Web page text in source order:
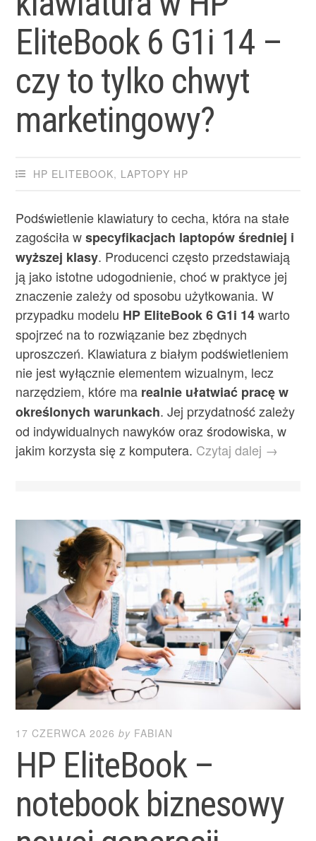
EliteBook 6 G1i 14 –
czy to tylko chwyt
marketingowy?
HP ELITEBOOK, LAPTOPY HP
Podświetlenie klawiatury to cecha, która na stałe
zagościła wspecyfikacjach laptopów średniej i
wyższej klasy. Producenci często przedstawiają
ją jako istotne udogodnienie, choć w praktyce jej
znaczenie zależy od sposobu użytkowania. W
przypadku modelu HP EliteBook 6 G1i 14warto
spojrzeć na to rozwiązanie bez zbędnych
uproszczeń. Klawiatura z białym podświetleniem
nie jest wyłącznie elementem wizualnym, lecz
narzędziem, które ma realnie ułatwiać pracę w
określonych warunkach. Jej przydatność zależy
od indywidualnych nawyków oraz środowiska, w
jakim korzysta się z komputera. Czytaj dalej →
17 CZERWCA 2026 by FABIAN
HP EliteBook –
notebook biznesowy